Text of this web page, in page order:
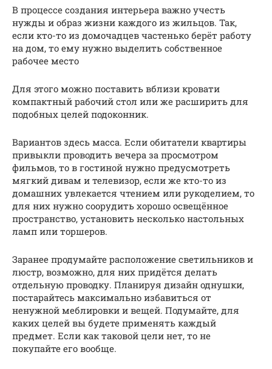
В процессе создания интерьера важно учесть
нужды и образ жизни каждого из жильцов. Так,
если кто-то из домочадцев частенько берёт работу
на дом, то ему нужно выделить собственное
рабочее место
Для этого можно поставить вблизи кровати
компактный рабочий стол или же расширить для
подобных целей подоконник.
Вариантов здесь масса. Если обитатели квартиры
привыкли проводить вечера за просмотром
фильмов, то в гостиной нужно предусмотреть
мягкий дивам и телевизор, если же кто-то из
домашних увлекается чтением или рукоделием, то
для них нужно соорудить хорошо освещённое
пространство, установить несколько настольных
ламп или торшеров.
Заранее продумайте расположение светильников и
люстр, возможно, для них придётся делать
отдельную проводку. Планируя дизайн однушки,
постарайтесь максимально избавиться от
ненужной меблировки и вещей. Подумайте, для
каких целей вы будете применять каждый
предмет. Если как таковой цели нет, то не
покупайте его вообще.